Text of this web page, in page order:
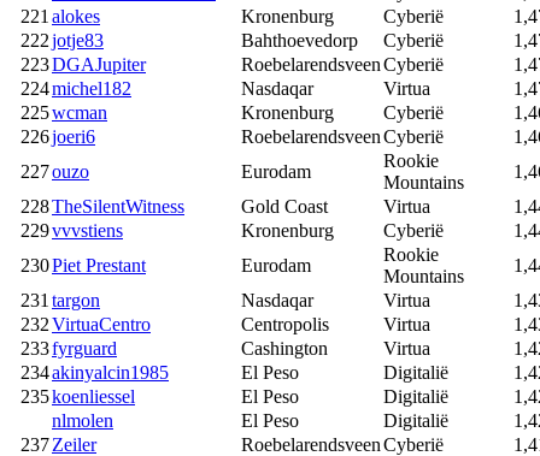
221 alokes Kronenburg Cyberië
222jotje83 Bahthoevedorp Cyberië
223DGAJupiter RoebelarendsveenCyberië
224michel182 Nasdaqar Virtua
225wcman Kronenburg Cyberië
226joeri6 RoebelarendsveenCyberië
227ouzo Eurodam
Rookie
Mountains
228TheSilentWitness Gold Coast Virtua
229vvvstiens Kronenburg Cyberië
230Piet Prestant Eurodam
Rookie
Mountains
231 targon Nasdaqar Virtua
232VirtuaCentro Centropolis Virtua
233fyrguard Cashington Virtua
234akinyalcin1985 El Peso Digitalië
235koenliessel El Peso Digitalië
nlmolen
El Peso Digitalië
237Zeiler RoebelarendsveenCyberië